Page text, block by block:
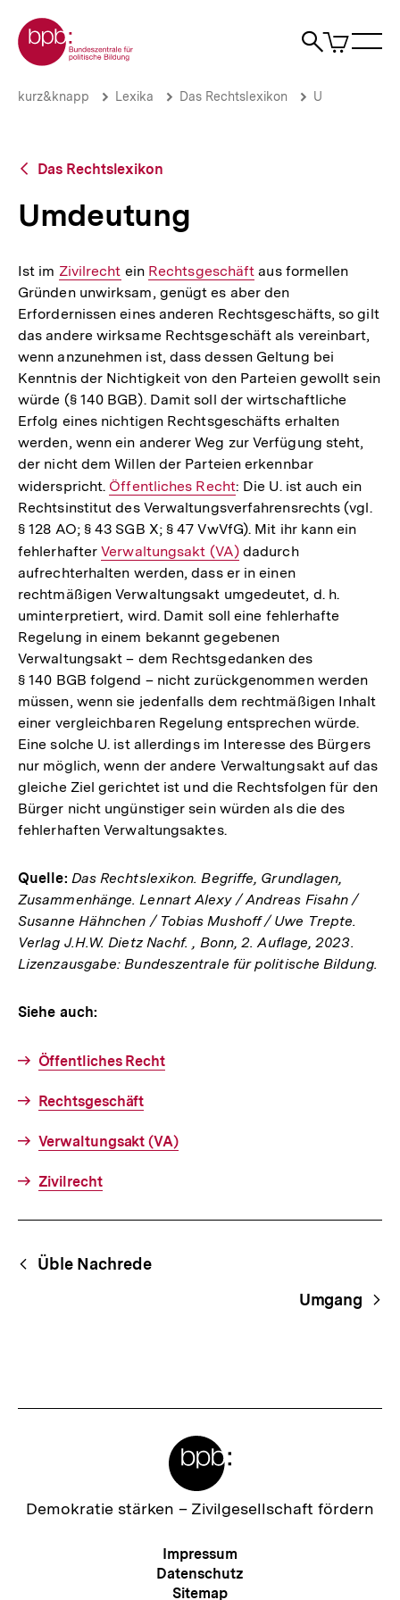
zum
Seiteninhalt
springen
Zur Startseite der bpb
Suche
Artikel
im
Umdeutung
Brotkrümelnavigation
Pfadnavigation
kurz&knapp Lexika Das Rechtslexikon U
Zurück
Übersicht
Das Rechtslexikon
Umdeutung
Ist im Interner
Link:
Zivilrecht ein Interner
Link:
Rechtsgeschäft aus formellen
Gründen unwirksam, genügt es aber den
Erfordernissen eines anderen Rechtsgeschäfts, so gilt
das andere wirksame Rechtsgeschäft als vereinbart,
wenn anzunehmen ist, dass dessen Geltung bei
Kenntnis der Nichtigkeit von den Parteien gewollt sein
würde (§ 140 BGB). Damit soll der wirtschaftliche
Erfolg eines nichtigen Rechtsgeschäfts erhalten
werden, wenn ein anderer Weg zur Verfügung steht,
der nicht dem Willen der Parteien erkennbar
widerspricht. Interner
Link:
Öffentliches Recht: Die U. ist auch ein
Rechtsinstitut des Verwaltungsverfahrensrechts (vgl.
§ 128 AO; § 43 SGB X; § 47 VwVfG). Mit ihr kann ein
fehlerhafterInterner
Link:
Verwaltungsakt (VA)dadurch
aufrechterhalten werden, dass er in einen
rechtmäßigen Verwaltungsakt umgedeutet, d. h.
uminterpretiert, wird. Damit soll eine fehlerhafte
Regelung in einem bekannt gegebenen
Verwaltungsakt – dem Rechtsgedanken des
§ 140 BGB folgend – nicht zurückgenommen werden
müssen, wenn sie jedenfalls dem rechtmäßigen Inhalt
einer vergleichbaren Regelung entsprechen würde.
Eine solche U. ist allerdings im Interesse des Bürgers
nur möglich, wenn der andere Verwaltungsakt auf das
gleiche Ziel gerichtet ist und die Rechtsfolgen für den
Bürger nicht ungünstiger sein würden als die des
fehlerhaften Verwaltungsaktes.
Quelle: Das Rechtslexikon. Begriffe, Grundlagen,
Zusammenhänge. Lennart Alexy / Andreas Fisahn /
Susanne Hähnchen / Tobias Mushoff / Uwe Trepte.
Verlag J.H.W. Dietz Nachf. , Bonn, 2. Auflage, 2023.
Lizenzausgabe: Bundeszentrale für politische Bildung.
Siehe auch:
Öffentliches Recht
Rechtsgeschäft
Verwaltungsakt (VA)
Zivilrecht
Begriffsnavigation
Content-
Navigation
Üble Nachrede
Umgang
Zur
Demokratie stärken – Zivilgesellschaft fördern
Meta-
Navigation
Impressum
Datenschutz
Sitemap